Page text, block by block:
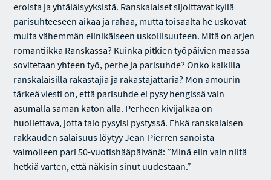
eroista ja yhtäläisyyksistä. Ranskalaiset sijoittavat kyllä
parisuhteeseen aikaa ja rahaa, mutta toisaalta he uskovat
muita vähemmän elinikäiseen uskollisuuteen. Mitä on arjen
romantiikka Ranskassa? Kuinka pitkien työpäivien maassa
sovitetaan yhteen työ, perhe ja parisuhde? Onko kaikilla
ranskalaisilla rakastajia ja rakastajattaria? Mon amourin
tärkeä viesti on, että parisuhde ei pysy hengissä vain
asumalla saman katon alla. Perheen kivijalkaa on
huollettava, jotta talo pysyisi pystyssä. Ehkä ranskalaisen
rakkauden salaisuus löytyy Jean-Pierren sanoista
vaimolleen pari 50-vuotishääpäivänä: ”Minä elin vain niitä
hetkiä varten, että näkisin sinut uudestaan.”